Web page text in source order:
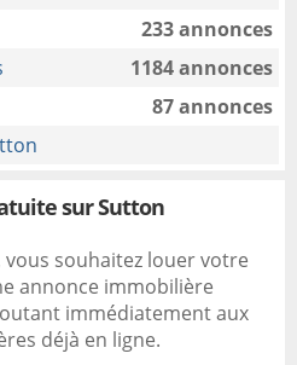
233 annonces
1184 annonces
87 annonces
sur Sutton
souhaitez louer votre
annonce immobilière
immédiatement aux
déjà en ligne.